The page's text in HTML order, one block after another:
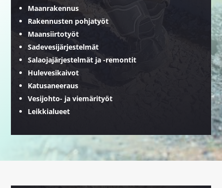
Maanrakennus
Rakennusten pohjatyöt
Maansiirtotyöt
Sadevesijärjestelmät
Salaojajärjestelmät ja -remontit
Hulevesikaivot
Katusaneeraus
Vesijohto- ja viemärityöt
Leikkialueet